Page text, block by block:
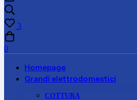
3
0
Homepage
Grandi elettrodomestici
COTTURA